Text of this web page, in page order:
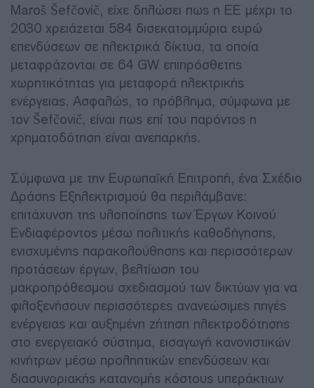
Maroš Šefčovič, είχε δηλώσει πως η ΕΕ μέχρι το
2030 χρειάζεται 584 δισεκατομμύρια ευρώ
επενδύσεων σε ηλεκτρικά δίκτυα, τα οποία
μεταφράζονται σε 64 GW επιπρόσθετης
χωρητικότητας για μεταφορά ηλεκτρικής
ενέργειας. Ασφαλώς, το πρόβλημα, σύμφωνα με
τον Šefčovič, είναι πως επί του παρόντος η
χρηματοδότηση είναι ανεπαρκής.
Σύμφωνα με την Ευρωπαϊκή Επιτροπή, ένα Σχέδιο
Δράσης Εξηλεκτρισμού θα περιλάμβανε:
επιτάχυνση της υλοποίησης των Έργων Κοινού
Ενδιαφέροντος μέσω πολιτικής καθοδήγησης,
ενισχυμένης παρακολούθησης και περισσότερων
προτάσεων έργων, βελτίωση του
μακροπρόθεσμου σχεδιασμού των δικτύων για να
φιλοξενήσουν περισσότερες ανανεώσιμες πηγές
ενέργειας και αυξημένη ζήτηση ηλεκτροδότησης
στο ενεργειακό σύστημα, εισαγωγή κανονιστικών
κινήτρων μέσω προληπτικών επενδύσεων και
διασυνοριακής κατανομής κόστους υπεράκτιων